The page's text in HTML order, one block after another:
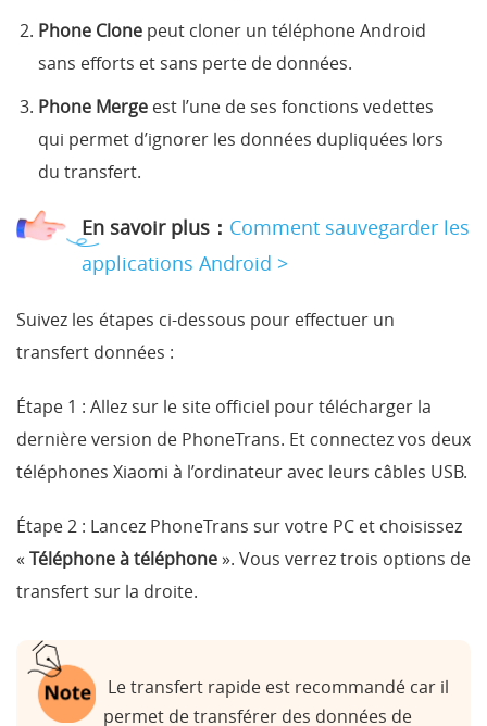
Phone Clone peut cloner un téléphone Android
sans efforts et sans perte de données.
Phone Merge est l’une de ses fonctions vedettes
qui permet d’ignorer les données dupliquées lors
du transfert.
En savoir plus： Comment sauvegarder les
applications Android >
Suivez les étapes ci-dessous pour effectuer un
transfert données :
Étape 1 : Allez sur le site officiel pour télécharger la
dernière version de PhoneTrans. Et connectez vos deux
téléphones Xiaomi à l’ordinateur avec leurs câbles USB.
Étape 2 : Lancez PhoneTrans sur votre PC et choisissez
« Téléphone à téléphone». Vous verrez trois options de
transfert sur la droite.
Le transfert rapide est recommandé car il
permet de transférer des données de